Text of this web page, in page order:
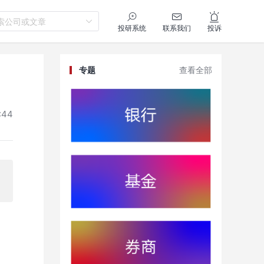
公司或文章
投研系统 联系我们 投诉
专题 查看全部